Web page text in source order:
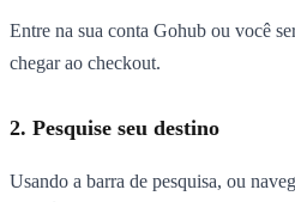
Entre na sua conta Gohub ou você
chegar ao checkout.
2. Pesquise seu destino
Usando a barra de pesquisa, ou